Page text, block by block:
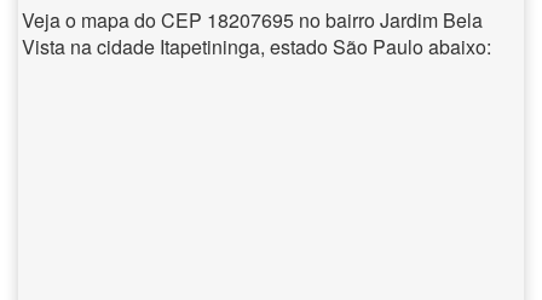
Veja o mapa do CEP 18207695 no bairro Jardim Bela
Vista na cidade Itapetininga, estado São Paulo abaixo: